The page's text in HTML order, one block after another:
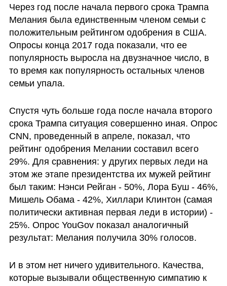
Через год после начала первого срока Трампа
Мелания была единственным членом семьи с
положительным рейтингом одобрения в США.
Опросы конца 2017 года показали, что ее
популярность выросла на двузначное число, в
то время как популярность остальных членов
семьи упала.
Спустя чуть больше года после начала второго
срока Трампа ситуация совершенно иная. Опрос
CNN, проведенный в апреле, показал, что
рейтинг одобрения Мелании составил всего
29%. Для сравнения: у других первых леди на
этом же этапе президентства их мужей рейтинг
был таким: Нэнси Рейган - 50%, Лора Буш - 46%,
Мишель Обама - 42%, Хиллари Клинтон (самая
политически активная первая леди в истории) -
25%. Опрос YouGov показал аналогичный
результат: Мелания получила 30% голосов.
И в этом нет ничего удивительного. Качества,
которые вызывали общественную симпатию к